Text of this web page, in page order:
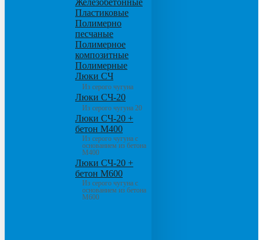
Пластиковые
Полимерно
песчаные
Полимерное
композитные
Полимерные
Люки СЧ
Из серого чугуна
Люки СЧ-20
Из серого чугуна 20
Люки СЧ-20 +
бетон М400
Из серого чугуна с
основанием из бетона
М400
Люки СЧ-20 +
бетон М600
Из серого чугуна с
основанием из бетона
М600